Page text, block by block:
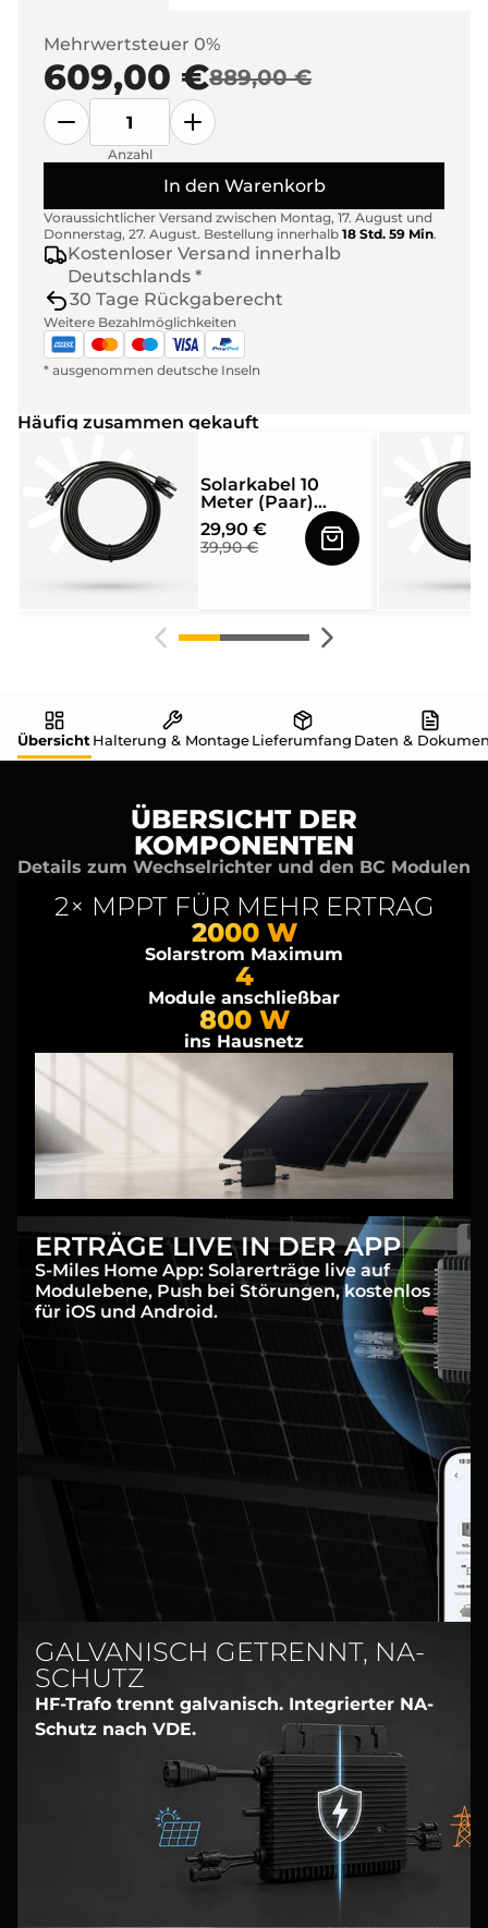
Mehrwertsteuer 0%
609,00 €889,00 €
Anzahl
In den Warenkorb
Voraussichtlicher Versand zwischen Montag, 17. August und
Donnerstag, 27. August. Bestellung innerhalb 18 Std. 59 Min.
Kostenloser Versand innerhalb
Deutschlands *
30 Tage Rückgaberecht
Weitere Bezahlmöglichkeiten
* ausgenommen deutsche Inseln
Häufig zusammen gekauft
Solarkabel 10
Meter (Paar)
4mm² mit MC4
Solarstecker
beidseitig
29,90 €
39,90 €
Übersicht Halterung & MontageLieferumfang Daten &
ÜBERSICHT DER
KOMPONENTEN
Details zum Wechselrichter und den BC Modulen
2× MPPT FÜR MEHR ERTRAG
2000 W
Solarstrom Maximum
4
Module anschließbar
800 W
ins Hausnetz
ERTRÄGE LIVE IN DER APP
S-Miles Home App: Solarerträge live auf
Modulebene, Push bei Störungen, kostenlos
für iOS und Android.
GALVANISCH GETRENNT, NA-
SCHUTZ
HF-Trafo trennt galvanisch. Integrierter NA-
Schutz nach VDE.